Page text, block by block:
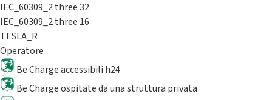
IEC_60309_2 three 32
IEC_60309_2 three 16
TESLA_R
Operatore
Be Charge accessibili h24
Be Charge ospitate da una struttura privata